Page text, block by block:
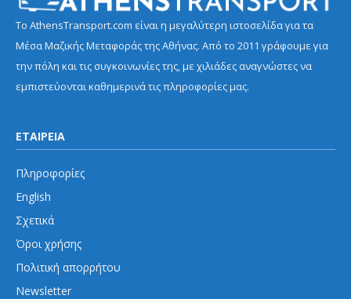
Το AthensTransport.com είναι η μεγαλύτερη ιστοσελίδα για τα
Μέσα Μαζικής Μεταφοράς της Αθήνας. Από το 2011 γράφουμε για
την πόλη και τις συγκοινωνίες της, με χιλιάδες αναγνώστες να
εμπιστεύονται καθημερινά τις πληροφορίες μας.
ΕΤΑΙΡΕΙΑ
Πληροφορίες
English
Σχετικά
Όροι χρήσης
Πολιτική απορρήτου
Newsletter